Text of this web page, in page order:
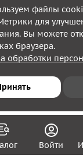
Войти
звонок — в течение 10
моих персональных
Юридическим
Акции
Вакансии
Контакты
файлы
для
Вы можете
браузера.
обработки